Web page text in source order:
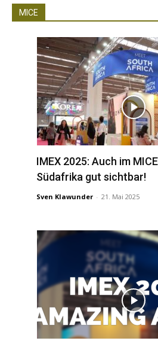
MICE
IMEX 2025: Auch im
Südafrika gut sichtbar!
Sven Klawunder - 21. Mai 2025